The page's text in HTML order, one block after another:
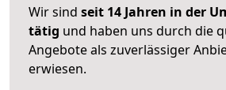
Wir sind seit 14 Jahren in der
tätig und haben uns durch die
Angebote als zuverlässiger
erwiesen.